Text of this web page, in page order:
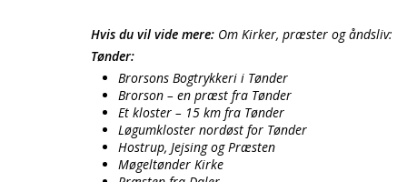
Hvis du vil vide mere: Om Kirker, præster og åndsliv:
Tønder:
Brorsons Bogtrykkeri i Tønder
Brorson – en præst fra Tønder
Et kloster – 15 km fra Tønder
Løgumkloster nordøst for Tønder
Hostrup, Jejsing og Præsten
Møgeltønder Kirke